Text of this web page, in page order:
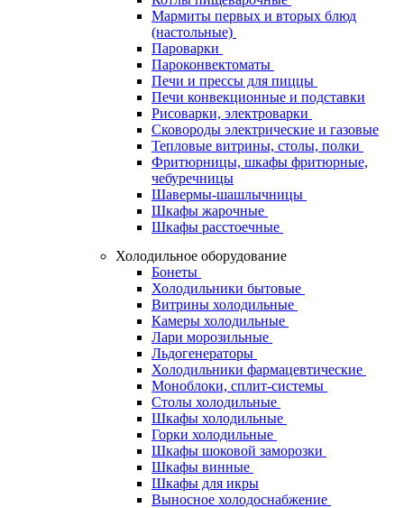
Мармиты первых и вторых блюд
(настольные)
Пароварки
Пароконвектоматы
Печи и прессы для пиццы
Печи конвекционные и подставки
Рисоварки, электроварки
Сковороды электрические и газовые
Тепловые витрины, столы, полки
Фритюрницы, шкафы фритюрные,
чебуречницы
Шавермы-шашлычницы
Шкафы жарочные
Шкафы расстоечные
Холодильное оборудование
Бонеты
Холодильники бытовые
Витрины холодильные
Камеры холодильные
Лари морозильные
Льдогенераторы
Холодильники фармацевтические
Моноблоки, сплит-системы
Столы холодильные
Шкафы холодильные
Горки холодильные
Шкафы шоковой заморозки
Шкафы винные
Шкафы для икры
Выносное холодоснабжение